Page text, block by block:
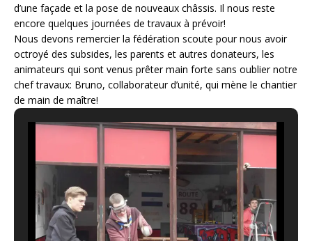
d’une façade et la pose de nouveaux châssis. Il nous reste
encore quelques journées de travaux à prévoir!
Nous devons remercier la fédération scoute pour nous avoir
octroyé des subsides, les parents et autres donateurs, les
animateurs qui sont venus prêter main forte sans oublier notre
chef travaux: Bruno, collaborateur d’unité, qui mène le chantier
de main de maître!